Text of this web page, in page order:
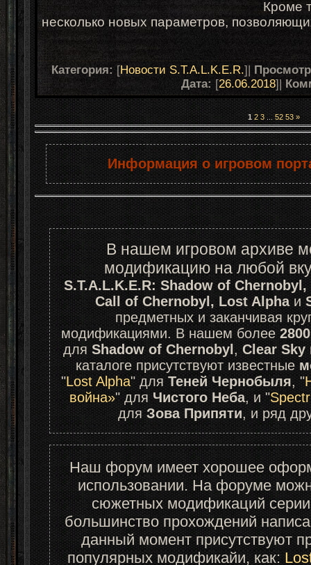
Кроме
несколько новых параметров,
Категория: [Новости S.T.A.L.K.E.R.]|
Дата: [26.06.2018]|
1 2 3 ... 52 53 »
Информация о игровом
В нашем игровом архиве
S.T.A.L.K.E.R: Shadow of
Call of Chernobyl, Lost Alpha и
предметных и заканчивая
модификациями. В нашем более
для Shadow of Chernobyl , Clear Sky
каталоге присутствуют известные
"Lost Alpha" для Теней Чернобыля, "
война»" для Чистого Неба, и "
для Зова Припяти, и ряд
Наш форум имеет хорошее
использовании. На форуме
сюжетных модификаций
большинство прохождений
данный момент присутствуют
популярных модификайи, как: